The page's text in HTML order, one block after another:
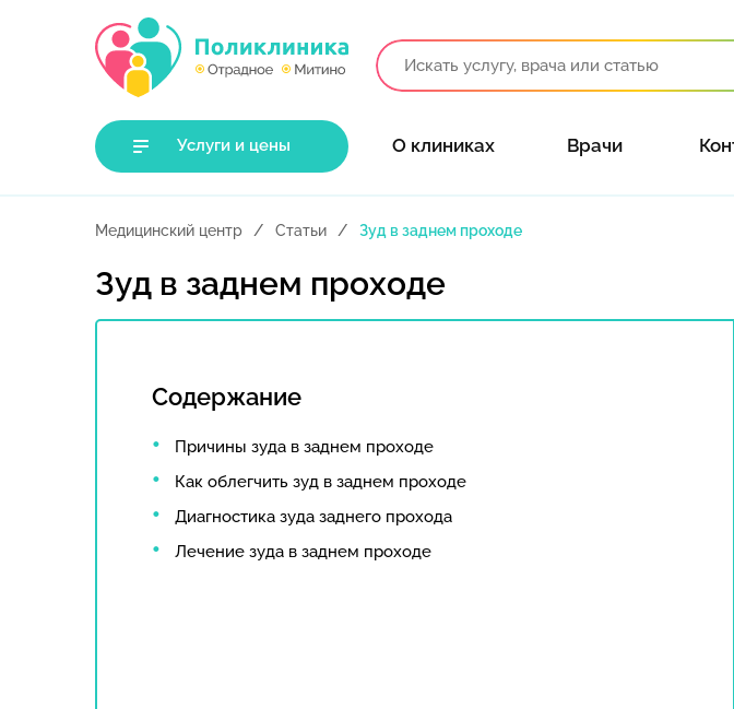
Услуги и цены О клиниках Врачи
Медицинский центр Статьи Зуд в заднем проходе
Зуд в заднем проходе
Содержание
Причины зуда в заднем проходе
Как облегчить зуд в заднем проходе
Диагностика зуда заднего прохода
Лечение зуда в заднем проходе